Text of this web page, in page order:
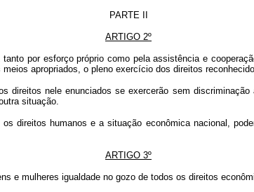
PARTE II
ARTIGO 2º
por esforço próprio como pela assistência e
apropriados, o pleno exercício dos direitos
direitos nele enunciados se exercerão sem
situação.
direitos humanos e a situação econômica nacional,
ARTIGO 3º
e mulheres igualdade no gozo de todos os direitos